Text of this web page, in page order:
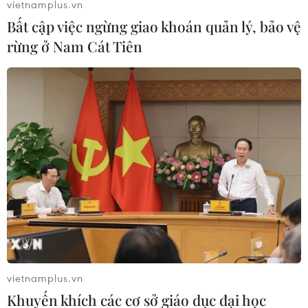
06/08/2026 03:33
Các công viên Disney ghi nhận
doanh thu quý kỷ lục
06/08/2026 03:33
Làm giàu từ cây na ở vùng cao tại
Ninh Bình
06/08/2026 02:50
Mỹ chuẩn bị áp thuế 15% nguyên liệu
then chốt sản xuất pin mặt trời
06/08/2026 02:12
vietnamplus.vn
Bất cập việc ngừng giao khoán quản lý, bảo vệ
rừng ở Nam Cát Tiên
vietnamplus.vn
Khuyến khích các cơ sở giáo dục đại học